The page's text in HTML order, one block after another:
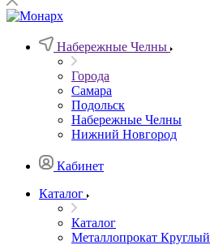
Набережные Челны
Города
Самара
Подольск
Набережные Челны
Нижний Новгород
Кабинет
Каталог
Каталог
Металлопрокат Круглый